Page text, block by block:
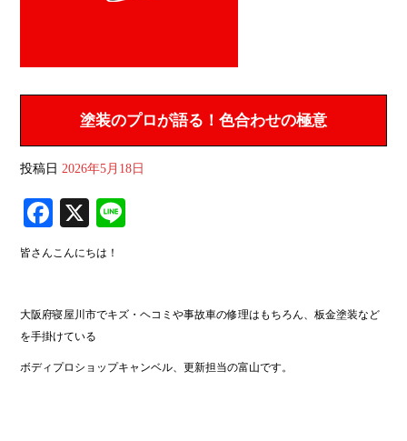
塗装のプロが語る！色合わせの極意
投稿日 2026年5月18日
Fa
ce
X
皆さんこんにちは！
大阪府寝屋川市でキズ・ヘコミや事故車の修理はもちろん、板金塗装など
を手掛けている
ボディプロショップキャンベル、更新担当の富山です。